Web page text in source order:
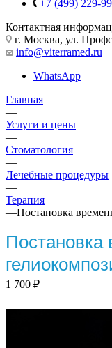
+7 (499) 229-
Контактная
г. Москва, ул.
info@viterramed.ru
WhatsApp
Главная
—
Услуги и цены
—
Стоматология
—
Лечебные процедуры
—
Терапия
—Постановка
Постановка
1 700 ₽